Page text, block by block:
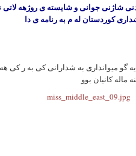
شاژنی جوانی و شایسته ی روژهه لاتی
کوردستان له م به رنامه ى دا
میوانداری به شدارانی كى به ر کی